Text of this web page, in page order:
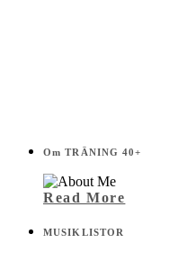
Om TRÄNING 40+
Read More
MUSIKLISTOR